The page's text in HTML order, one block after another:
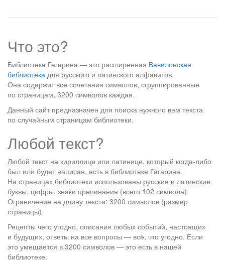
Что это?
Библиотека Гагарина — это расширенная Вавилонская
библиотека для русского и латинского алфавитов.
Она содержит все сочетания символов, сгруппированные
по страницам, 3200 символов каждая.
Данный сайт предназначен для поиска нужного вам текста
по случайным страницам библиотеки.
Любой текст?
Любой текст на кириллице или латинице, который когда-либо
был или будет написан, есть в библиотеке Гагарина.
На страницах библиотеки использованы русские и латинские
буквы, цифры, знаки препинания (всего 102 символа).
Ограничение на длину текста: 3200 символов (размер
страницы).
Рецепты чего угодно, описания любых событий, настоящих
и будущих, ответы на все вопросы — всё, что угодно. Если
это умещается в 3200 символов — это есть в нашей
библиотеке.